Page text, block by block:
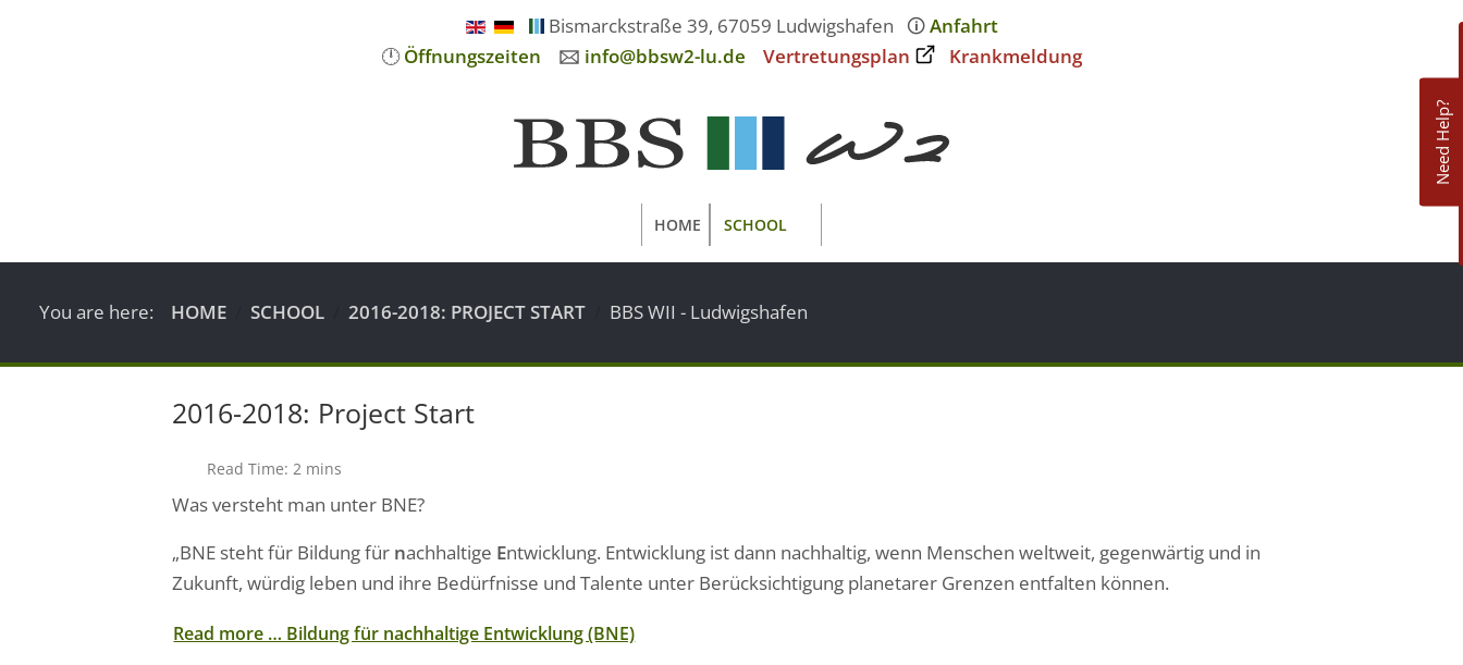
Bismarckstraße 39, 67059 Ludwigshafen 🛈Anfahrt
🕛Öffnungszeiten 🖂 info@bbsw2-lu.de Vertretungsplan Krankmeldung
Need Help?
HOME SCHOOL
You are here: HOME SCHOOL 2016-2018: PROJECT START BBS WII - Ludwigshafen
2016-2018: Project Start
Read Time: 2 mins
Was versteht man unter BNE?
„BNE steht für Bildung für nachhaltige Entwicklung. Entwicklung ist dann nachhaltig, wenn Menschen weltweit, gegenwärtig und in
Zukunft, würdig leben und ihre Bedürfnisse und Talente unter Berücksichtigung planetarer Grenzen entfalten können.
Read more … Bildung für nachhaltige Entwicklung (BNE)